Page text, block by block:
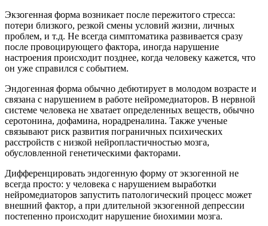
Экзогенная форма возникает после пережитого стресса:
потери близкого, резкой смены условий жизни, личных
проблем, и т.д. Не всегда симптоматика развивается сразу
после провоцирующего фактора, иногда нарушение
настроения происходит позднее, когда человеку кажется, что
он уже справился с событием.
Эндогенная форма обычно дебютирует в молодом возрасте и
связана с нарушением в работе нейромедиаторов. В нервной
системе человека не хватает определенных веществ, обычно
серотонина, дофамина, норадреналина. Также ученые
связывают риск развития пограничных психических
расстройств с низкой нейропластичностью мозга,
обусловленной генетическими факторами.
Дифференцировать эндогенную форму от экзогенной не
всегда просто: у человека с нарушением выработки
нейромедиаторов запустить патологический процесс может
внешний фактор, а при длительной экзогенной депрессии
постепенно происходит нарушение биохимии мозга.